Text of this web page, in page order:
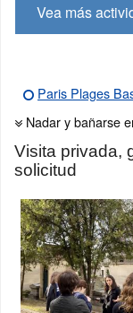
Vea más
Paris Plages
Nadar y bañarse
Visita privada,
solicitud